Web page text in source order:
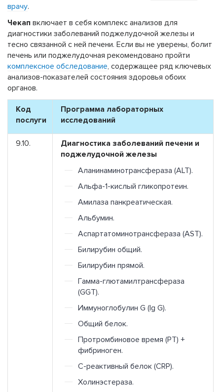
врачу.
Чекап включает в себя комплекс анализов для
диагностики заболеваний поджелудочной железы и
тесно связанной с ней печени. Если вы не уверены, болит
печень или поджелудочная рекомендовано пройти
комплексное обследование, содержащее ряд ключевых
анализов-показателей состояния здоровья обоих
органов.
Код
послуги
Программа лабораторных
исследований
9.10.
Диагностика заболеваний печени и
поджелудочной железы
Аланинаминотрансфераза (ALT).
Альфа-1-кислый гликопротеин.
Амилаза панкреатическая.
Альбумин.
Аспартатоминотрансфераза (AST).
Билирубин общий.
Билирубин прямой.
Гамма-глютамилтрансфераза
(GGT).
Иммуноглобулин G (Ig G).
Общий белок.
Протромбиновое время (PT) +
фибриноген.
С-реактивный белок (CRP).
Холинэстераза.